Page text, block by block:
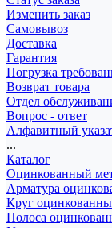
Изменить заказ
Самовывоз
Доставка
Гарантия
Погрузка
Возврат товара
Отдел
Вопрос - ответ
Алфавитный
...
Каталог
Оцинкованный
Арматура
Круг
Полоса